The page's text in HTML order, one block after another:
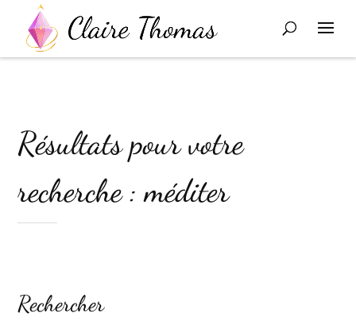
Résultats pour votre
recherche : méditer
Rechercher